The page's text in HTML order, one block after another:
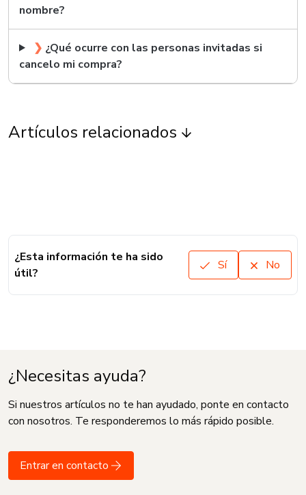
nombre?
❯ ¿Qué ocurre con las personas invitadas si
cancelo mi compra?
Artículos relacionados
¿Esta información te ha sido
útil?
Sí No
¿Necesitas ayuda?
Si nuestros artículos no te han ayudado, ponte en contacto
con nosotros. Te responderemos lo más rápido posible.
Entrar en contacto